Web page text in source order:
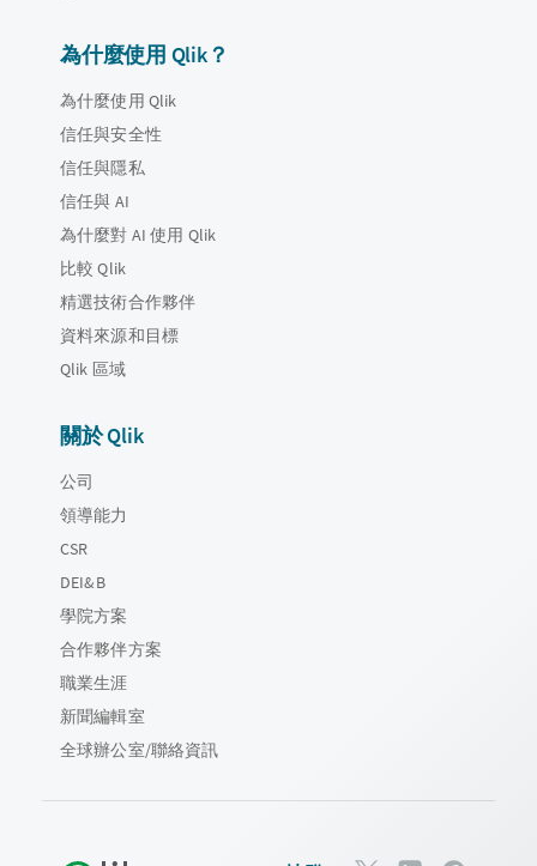
為什麼使用 Qlik？
為什麼使用 Qlik
信任與安全性
信任與隱私
信任與 AI
為什麼對 AI 使用 Qlik
比較 Qlik
精選技術合作夥伴
資料來源和目標
Qlik 區域
關於 Qlik
公司
領導能力
CSR
DEI&B
學院方案
合作夥伴方案
職業生涯
新聞編輯室
全球辦公室/聯絡資訊